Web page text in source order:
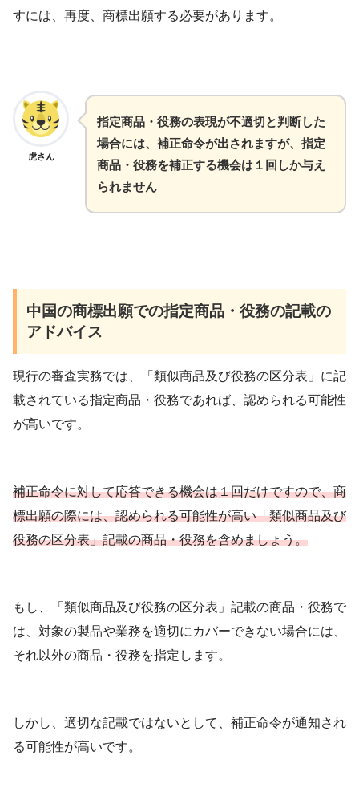
すには、再度、商標出願する必要があります。
虎さん
指定商品・役務の表現が不適切と判断した
場合には、補正命令が出されますが、指定
商品・役務を補正する機会は１回しか与え
られません
中国の商標出願での指定商品・役務の記載の
アドバイス
現行の審査実務では、「類似商品及び役務の区分表」に記
載されている指定商品・役務であれば、認められる可能性
が高いです。
補正命令に対して応答できる機会は１回だけですので、商
標出願の際には、認められる可能性が高い「類似商品及び
役務の区分表」記載の商品・役務を含めましょう。
もし、「類似商品及び役務の区分表」記載の商品・役務で
は、対象の製品や業務を適切にカバーできない場合には、
それ以外の商品・役務を指定します。
しかし、適切な記載ではないとして、補正命令が通知され
る可能性が高いです。